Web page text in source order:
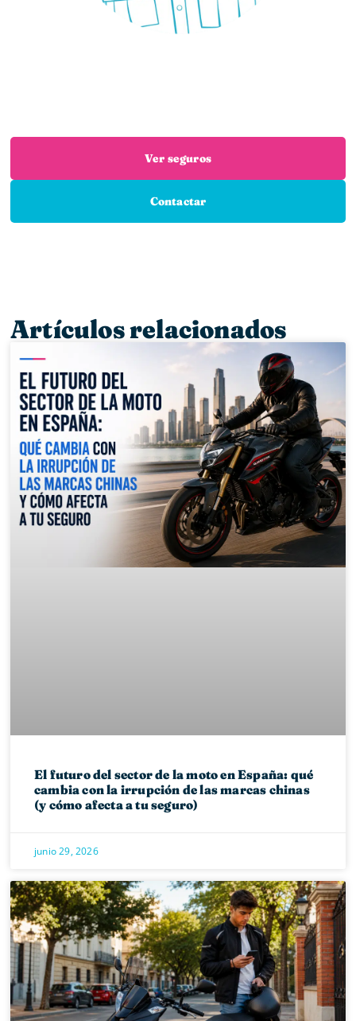
¿Necesitas un seguro?
Ver seguros
Contactar
Artículos relacionados
El futuro del sector de la moto en España: qué
cambia con la irrupción de las marcas chinas
(y cómo afecta a tu seguro)
junio 29, 2026